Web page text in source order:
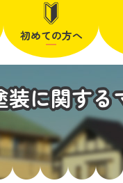
初めての方へ
装に関する